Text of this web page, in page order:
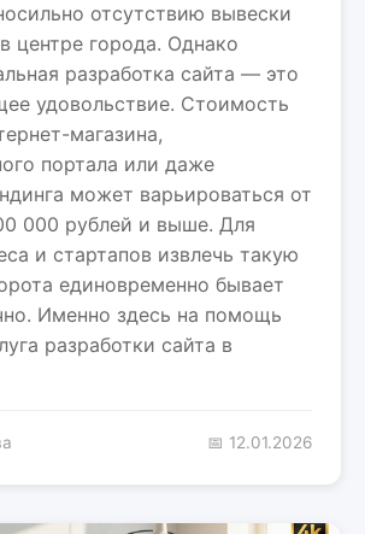
отсутствию вывески
центре города. Однако
разработка сайта — это
удовольствие. Стоимость
магазина,
портала или даже
может варьироваться от
000 рублей и выше. Для
и стартапов извлечь такую
единовременно бывает
Именно здесь на помощь
разработки сайта в
📅 12.01.2026